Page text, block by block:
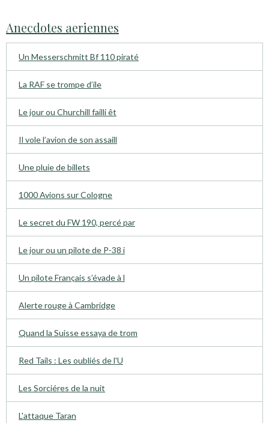
Anecdotes aeriennes
Un Messerschmitt Bf 110 piraté
La RAF se trompe d’ile
Le jour ou Churchill failli êt
Il vole l’avion de son assaill
Une pluie de billets
1000 Avions sur Cologne
Le secret du FW 190, percé par
Le jour ou un pilote de P-38 i
Un pilote Français s’évade à l
Alerte rouge à Cambridge
Quand la Suisse essaya de trom
Red Tails : Les oubliés de l'U
Les Sorciéres de la nuit
L'attaque Taran